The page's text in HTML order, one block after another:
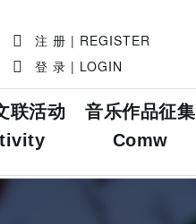
注 册 | REGISTER
登 录 | LOGIN
联活动
音乐作品征集
Comw